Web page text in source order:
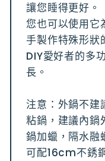
讓您睡得更好。
您也可以使用它
手製作特殊形狀
DIY愛好者的多
長。
注意：外鍋不建
粘鍋，建議內鍋
鍋加蠟，隔水融
可配16cm不銹